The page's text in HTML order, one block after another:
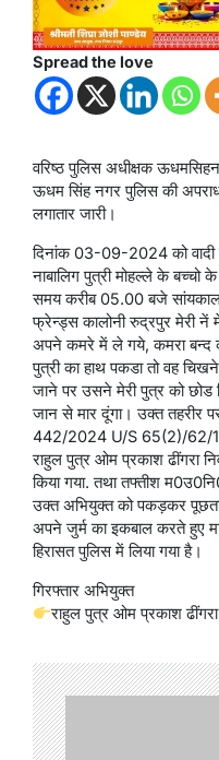
Spread the love
वरिष्ठ पुलिस अधीक्षक
ऊधम सिंह नगर पुलिस की अपराध
लगातार जारी।
दिनांक 03-09-2024 को वादी
नाबालिग पुत्री मोहल्ले के बच्चो
समय करीब 05.00 बजे सांयकाल
फ्रेन्ड्स कालोनी रुद्रपुर मेरी नें
अपने कमरे में ले गये, कमरा बन्द
पुत्री का हाथ पकडा तो वह
जाने पर उसने मेरी पुत्र को छोड
जान से मार दूंगा। उक्त तहरीर
442/2024 U/S 65(2)/62/
राहुल पुत्र ओम प्रकाश ढींगरा
किया गया. तथा तफ्तीश
उक्त अभियुक्त को पकड़कर
अपने जुर्म का इकबाल करते हुए
हिरासत पुलिस में लिया गया है।
गिरफ्तार अभियुक्त
राहुल पुत्र ओम प्रकाश